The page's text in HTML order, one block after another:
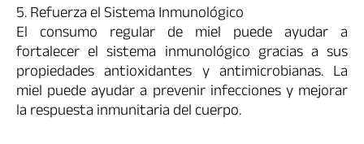
5. Refuerza el Sistema Inmunológico
El consumo regular de miel puede ayudar a
fortalecer el sistema inmunológico gracias a sus
propiedades antioxidantes y antimicrobianas. La
miel puede ayudar a prevenir infecciones y mejorar
la respuesta inmunitaria del cuerpo.